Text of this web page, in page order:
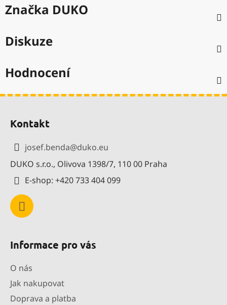
Značka DUKO
Diskuze
Hodnocení
Kontakt
josef.benda@duko.eu
DUKO s.r.o., Olivova 1398/7, 110 00 Praha
E-shop: +420 733 404 099
Informace pro vás
O nás
Jak nakupovat
Doprava a platba